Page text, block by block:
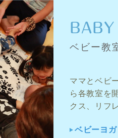
ベビー教
ママとベビ
ら各教室を
クス、リフ
ベビーヨガ